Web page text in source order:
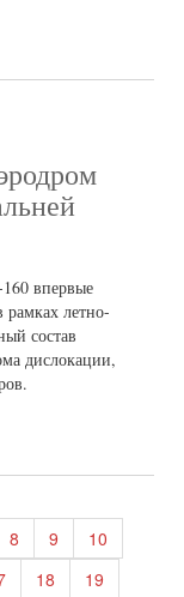
160 впервые
летно-
состав
дислокации,
8 9
10
18
19